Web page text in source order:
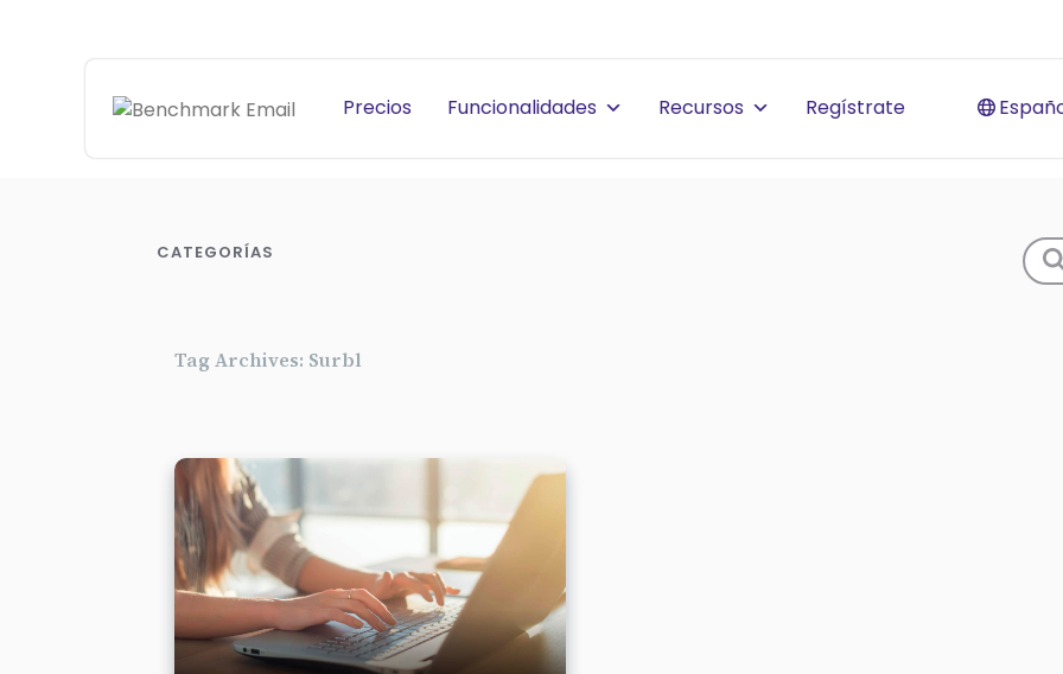
Precios Funcionalidades Recursos Regístrate
CATEGORÍAS
Tag Archives: Surbl